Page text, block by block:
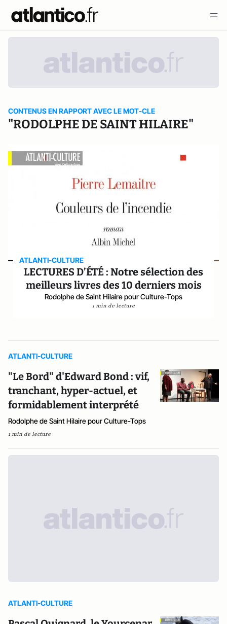
CONTENUS EN RAPPORT AVEC LE MOT-CLE
"RODOLPHE DE SAINT HILAIRE"
ATLANTI-CULTURE
LECTURES D’ÉTÉ : Notre sélection des
meilleurs livres des 10 derniers mois
Rodolphe de Saint Hilaire pour Culture-Tops
1 min de lecture
ATLANTI-CULTURE
"Le Bord" d'Edward Bond : vif,
tranchant, hyper-actuel, et
formidablement interprété
Rodolphe de Saint Hilaire pour Culture-Tops
1 min de lecture
ATLANTI-CULTURE